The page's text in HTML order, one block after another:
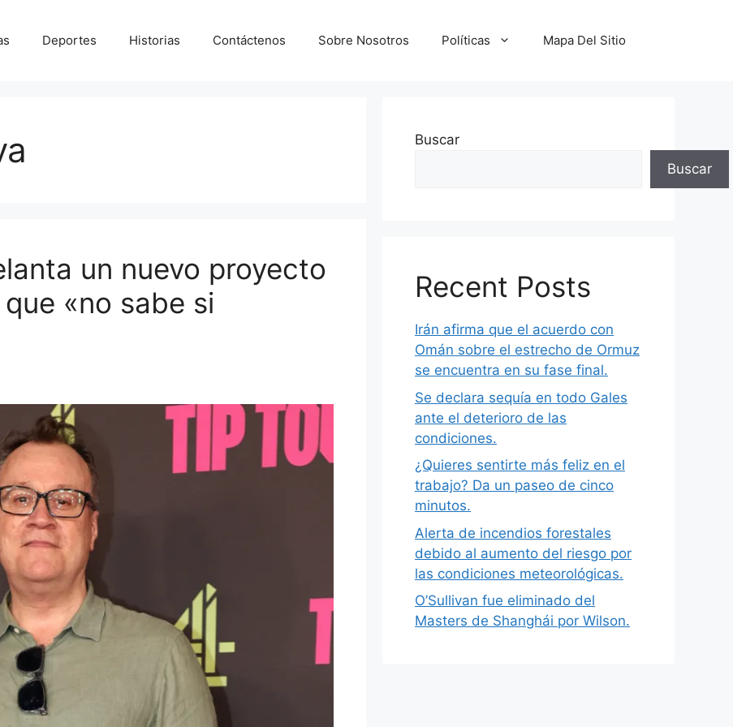
Deportes Historias Contáctenos Sobre Nosotros Políticas Mapa Del Sitio
un nuevo proyecto
«no sabe si
Buscar
Buscar
Recent Posts
Irán afirma que el acuerdo con
Omán sobre el estrecho de Ormuz
se encuentra en su fase final.
Se declara sequía en todo Gales
ante el deterioro de las
condiciones.
¿Quieres sentirte más feliz en el
trabajo? Da un paseo de cinco
minutos.
Alerta de incendios forestales
debido al aumento del riesgo por
las condiciones meteorológicas.
O’Sullivan fue eliminado del
Masters de Shanghái por Wilson.